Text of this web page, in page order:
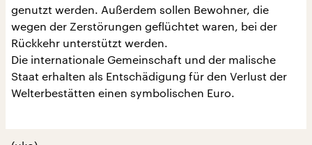
genutzt werden. Außerdem sollen Bewohner, die
wegen der Zerstörungen geflüchtet waren, bei der
Rückkehr unterstützt werden.
Die internationale Gemeinschaft und der malische
Staat erhalten als Entschädigung für den Verlust der
Welterbestätten einen symbolischen Euro.